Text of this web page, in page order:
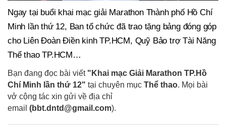
Ngay tại buổi khai mạc giải Marathon Thành phố Hồ Chí
Minh lần thứ 12, Ban tổ chức đã trao tặng bảng đóng góp
cho Liên Đoàn Điền kinh TP.HCM, Quỹ Bảo trợ Tài Năng
Thể thao TP.HCM…
Bạn đang đọc bài viết "Khai mạc Giải Marathon TP.Hồ
Chí Minh lần thứ 12" tại chuyên mục Thể thao. Mọi bài
vở cộng tác xin gửi về địa chỉ
email (bbt.dntd@gmail.com).